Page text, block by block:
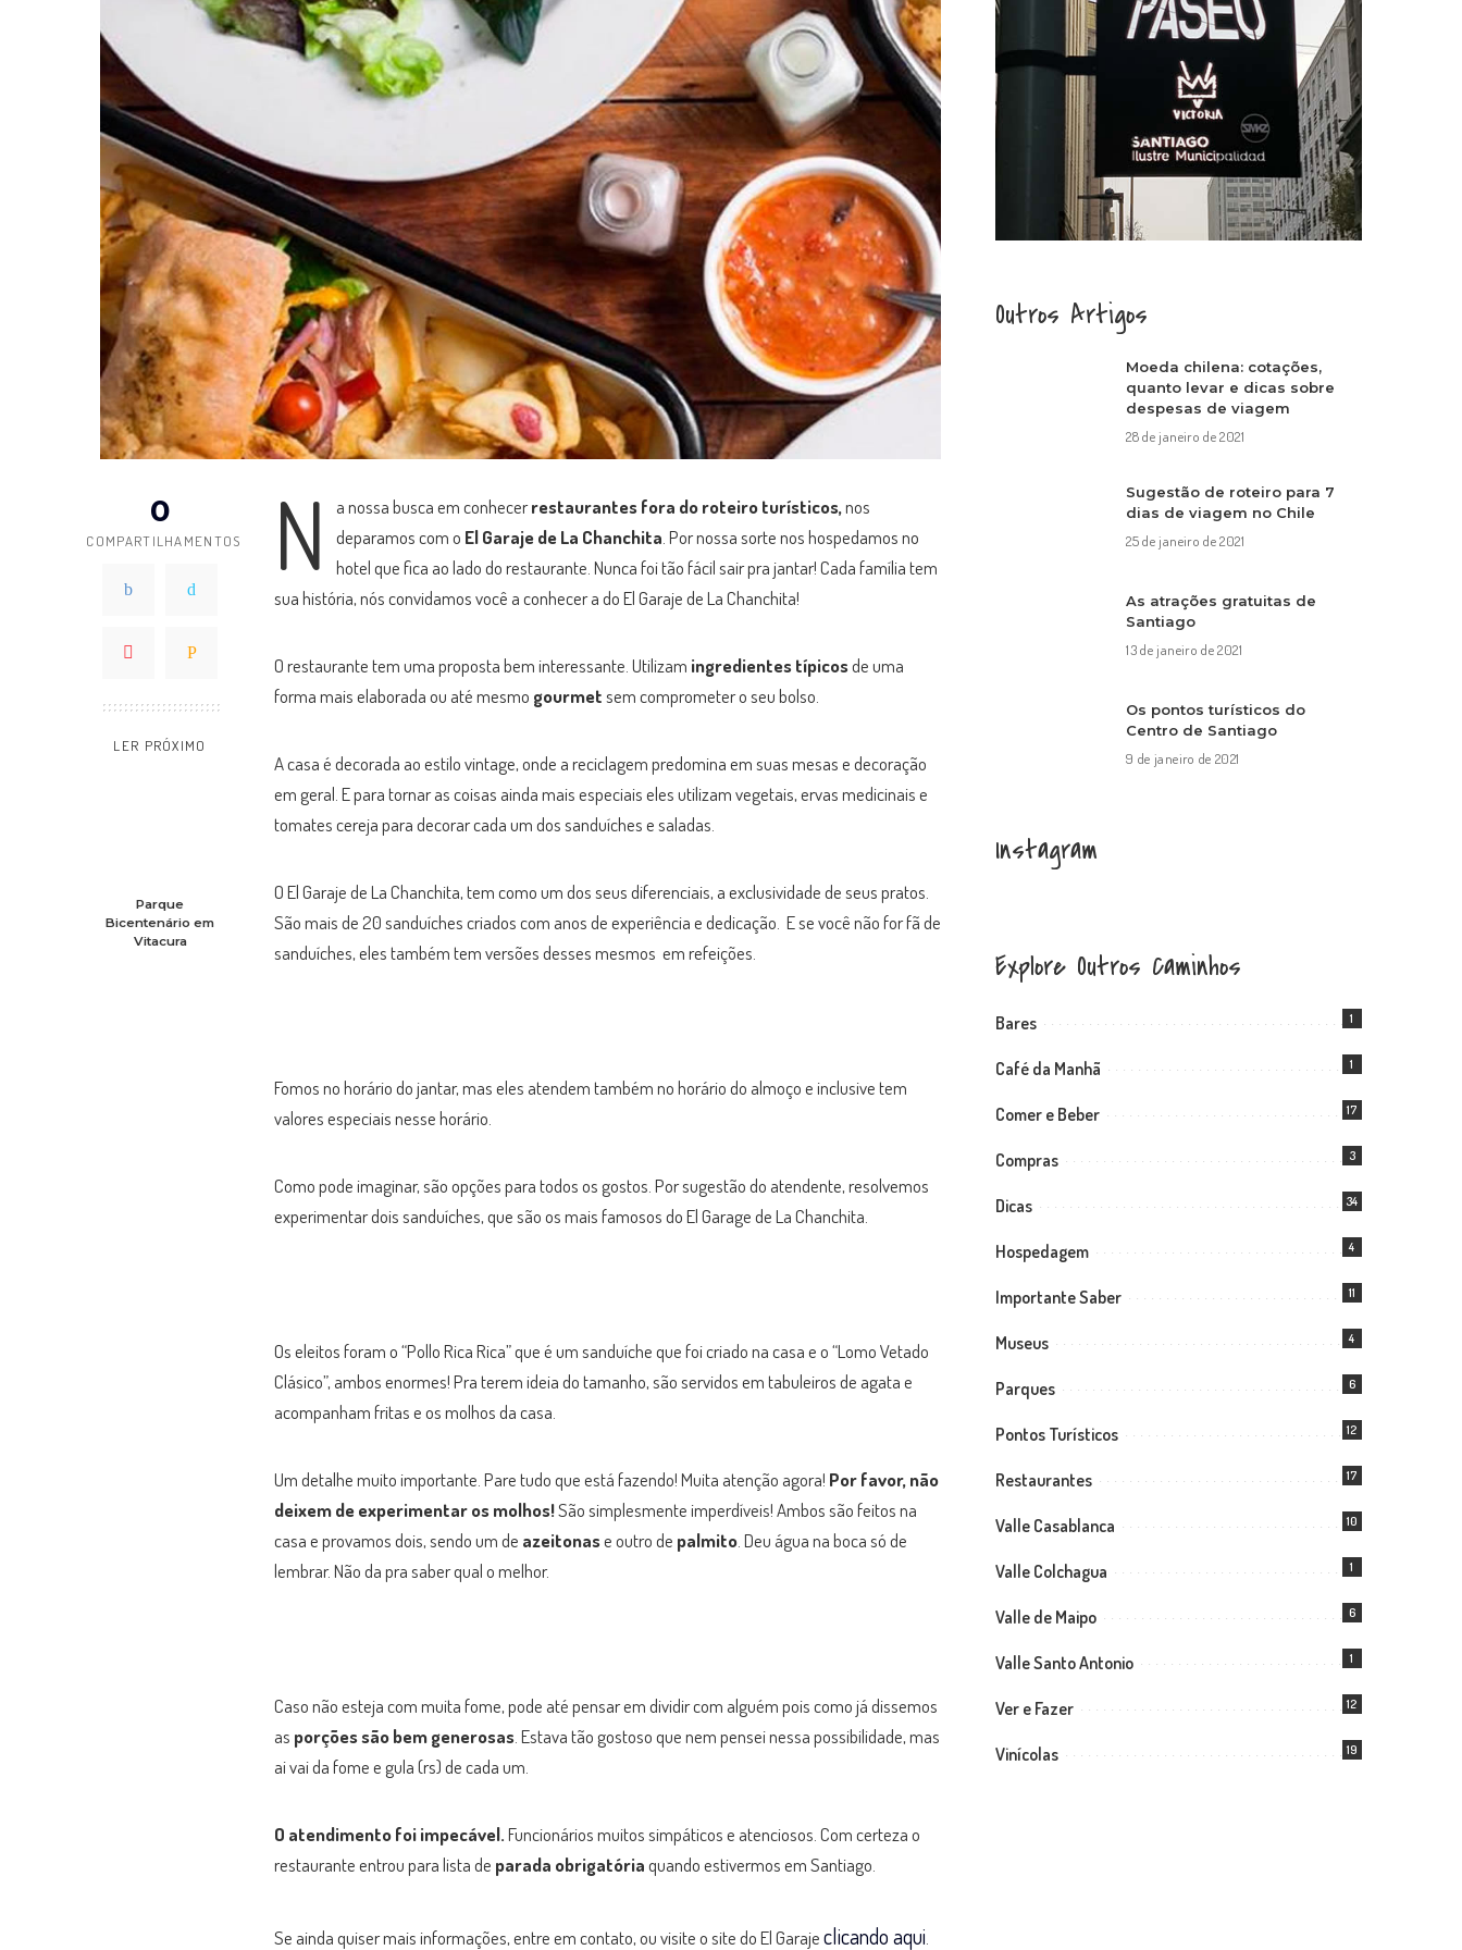
0
COMPARTILHAMENTOS
LER PRÓXIMO
Parque
Bicentenário em
Vitacura
N a nossa busca em conhecerrestaurantes fora do roteiro turísticos,nos
deparamos com o El Garaje de La Chanchita . Por nossa sorte nos hospedamos no
hotel que fica ao lado do restaurante. Nunca foi tão fácil sair pra jantar! Cada família tem
sua história, nós convidamos você a conhecer a do El Garaje de La Chanchita!
O restaurante tem uma proposta bem interessante. Utilizam ingredientes típicosde uma
forma mais elaborada ou até mesmo gourmetsem comprometer o seu bolso.
A casa é decorada ao estilo vintage, onde a reciclagem predomina em suas mesas e decoração
em geral. E para tornar as coisas ainda mais especiais eles utilizam vegetais, ervas medicinais e
tomates cereja para decorar cada um dos sanduíches e saladas.
O El Garaje de La Chanchita, tem como um dos seus diferenciais, a exclusividade de seus pratos.
São mais de 20 sanduíches criados com anos de experiência e dedicação. E se você não for fã de
sanduíches, eles também tem versões desses mesmos em refeições.
Fomos no horário do jantar, mas eles atendem também no horário do almoço e inclusive tem
valores especiais nesse horário.
Como pode imaginar, são opções para todos os gostos. Por sugestão do atendente, resolvemos
experimentar dois sanduíches, que são os mais famosos do El Garage de La Chanchita.
Os eleitos foram o “Pollo Rica Rica” que é um sanduíche que foi criado na casa e o “Lomo Vetado
Clásico”, ambos enormes! Pra terem ideia do tamanho, são servidos em tabuleiros de agata e
acompanham fritas e os molhos da casa.
Um detalhe muito importante. Pare tudo que está fazendo! Muita atenção agora! Por favor, não
deixem de experimentar os molhos!São simplesmente imperdíveis! Ambos são feitos na
casa e provamos dois, sendo um de azeitonase outro de palmito . Deu água na boca só de
lembrar. Não da pra saber qual o melhor.
Caso não esteja com muita fome, pode até pensar em dividir com alguém pois como já dissemos
as porções são bem generosas . Estava tão gostoso que nem pensei nessa possibilidade, mas
ai vai da fome e gula (rs) de cada um.
O atendimento foi impecável.Funcionários muitos simpáticos e atenciosos. Com certeza o
restaurante entrou para lista de parada obrigatóriaquando estivermos em Santiago.
Se ainda quiser mais informações, entre em contato, ou visite o site do El Garajeclicando aqui
Outros Artigos
Moeda chilena: cotações,
quanto levar e dicas sobre
despesas de viagem
28 de janeiro de 2021
Sugestão de roteiro para 7
dias de viagem no Chile
25 de janeiro de 2021
As atrações gratuitas de
Santiago
13 de janeiro de 2021
Os pontos turísticos do
Centro de Santiago
9 de janeiro de 2021
Instagram
Explore Outros Caminhos
Bares 1
Café da Manhã 1
Comer e Beber 17
Compras 3
Dicas 34
Hospedagem 4
Importante Saber 11
Museus 4
Parques 6
Pontos Turísticos 12
Restaurantes 17
Valle Casablanca 10
Valle Colchagua 1
Valle de Maipo 6
Valle Santo Antonio 1
Ver e Fazer 12
Vinícolas 19